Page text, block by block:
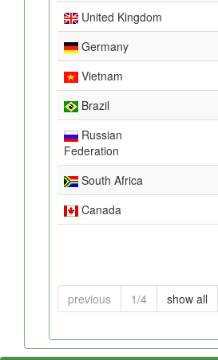
United Kingdom
Germany
Vietnam
Brazil
Russian
Federation
South Africa
Canada
previous 1/4 show all